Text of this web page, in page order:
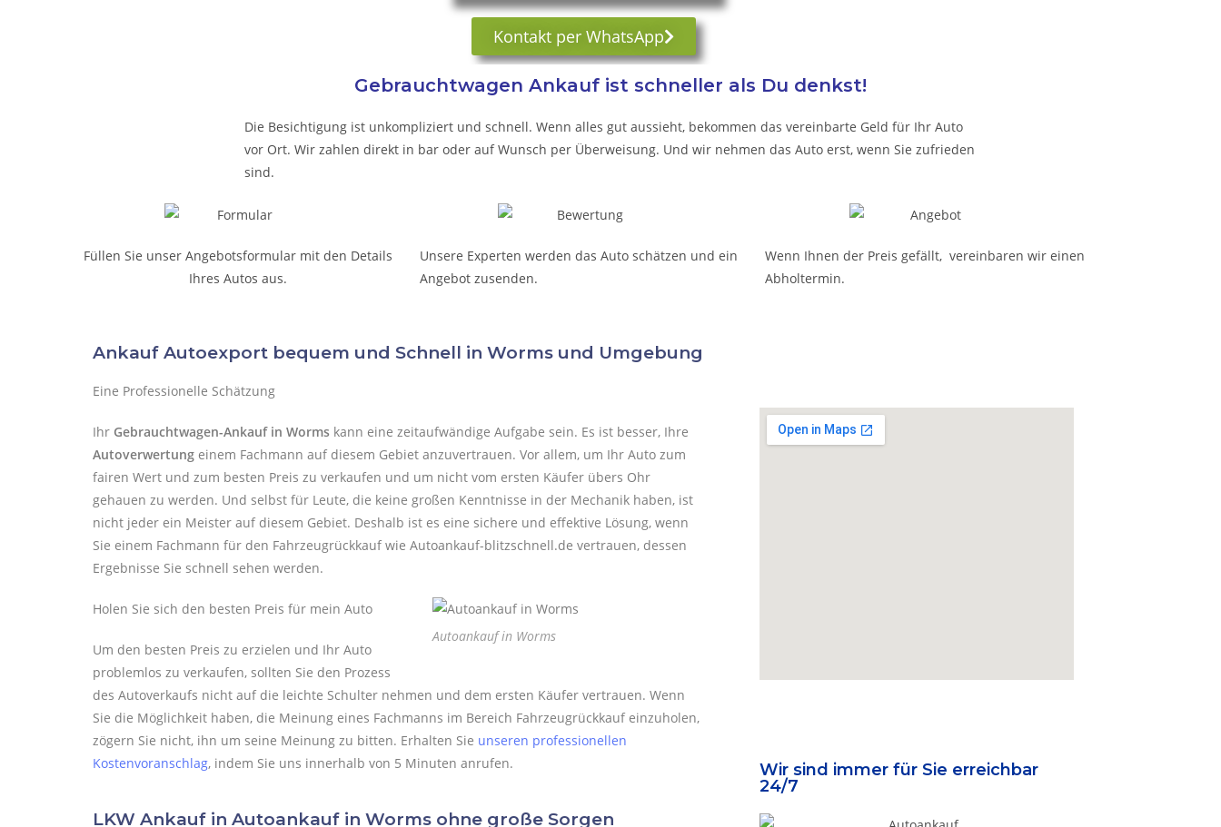
Kontakt per WhatsApp
Gebrauchtwagen Ankauf ist schneller als Du denkst!
Die Besichtigung ist unkompliziert und schnell. Wenn alles gut aussieht, bekommen das vereinbarte Geld für Ihr Auto
vor Ort. Wir zahlen direkt in bar oder auf Wunsch per Überweisung. Und wir nehmen das Auto erst, wenn Sie zufrieden
sind.
Füllen Sie unser Angebotsformular mit den Details
Ihres Autos aus.
Unsere Experten werden das Auto schätzen und ein
Angebot zusenden.
Wenn Ihnen der Preis gefällt, vereinbaren wir einen
Abholtermin.
Ankauf Autoexport bequem und Schnell in Worms und Umgebung
Eine Professionelle Schätzung
Ihr Gebrauchtwagen-Ankauf in Worms kann eine zeitaufwändige Aufgabe sein. Es ist besser, Ihre
Autoverwertung einem Fachmann auf diesem Gebiet anzuvertrauen. Vor allem, um Ihr Auto zum
fairen Wert und zum besten Preis zu verkaufen und um nicht vom ersten Käufer übers Ohr
gehauen zu werden. Und selbst für Leute, die keine großen Kenntnisse in der Mechanik haben, ist
nicht jeder ein Meister auf diesem Gebiet. Deshalb ist es eine sichere und effektive Lösung, wenn
Sie einem Fachmann für den Fahrzeugrückkauf wie Autoankauf-blitzschnell.de vertrauen, dessen
Ergebnisse Sie schnell sehen werden.
Autoankauf in Worms
Holen Sie sich den besten Preis für mein Auto
Um den besten Preis zu erzielen und Ihr Auto
problemlos zu verkaufen, sollten Sie den Prozess
des Autoverkaufs nicht auf die leichte Schulter nehmen und dem ersten Käufer vertrauen. Wenn
Sie die Möglichkeit haben, die Meinung eines Fachmanns im Bereich Fahrzeugrückkauf einzuholen,
zögern Sie nicht, ihn um seine Meinung zu bitten. Erhalten Sie unseren professionellen
Kostenvoranschlag, indem Sie uns innerhalb von 5 Minuten anrufen.
LKW Ankauf in Autoankauf in Worms ohne große Sorgen
Wir sind immer für Sie erreichbar
24/7